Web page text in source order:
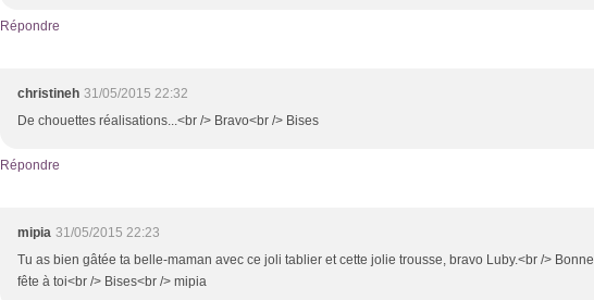
Répondre
christineh 31/05/2015 22:32
De chouettes réalisations...<br /> Bravo<br /> Bises
Répondre
mipia 31/05/2015 22:23
Tu as bien gâtée ta belle-maman avec ce joli tablier et cette jolie trousse, bravo Luby.<br /> Bonne
fête à toi<br /> Bises<br /> mipia